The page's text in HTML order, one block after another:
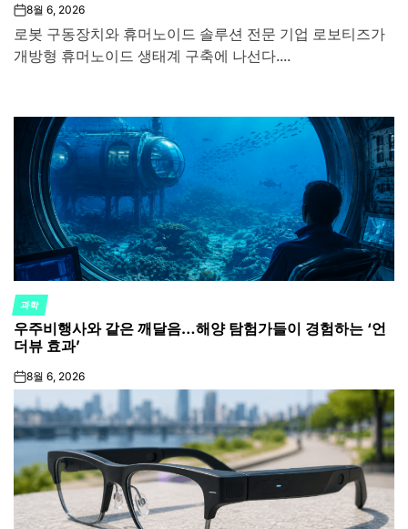
on8월 6, 2026
로봇 구동장치와 휴머노이드 솔루션 전문 기업 로보티즈가
개방형 휴머노이드 생태계 구축에 나선다....
POSTED
IN
과학
우주비행사와 같은 깨달음…해양 탐험가들이 경험하는 ‘언
더뷰 효과’
on8월 6, 2026